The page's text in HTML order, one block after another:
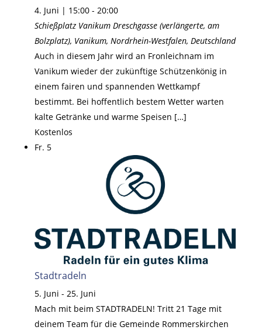
4. Juni | 15:00- 20:00
Schießplatz Vanikum Dreschgasse (verlängerte, am
Bolzplatz), Vanikum, Nordrhein-Westfalen, Deutschland
Auch in diesem Jahr wird an Fronleichnam im
Vanikum wieder der zukünftige Schützenkönig in
einem fairen und spannenden Wettkampf
bestimmt. Bei hoffentlich bestem Wetter warten
kalte Getränke und warme Speisen […]
Kostenlos
Fr. 5
Stadtradeln
5. Juni - 25. Juni
Mach mit beim STADTRADELN! Tritt 21 Tage mit
deinem Team für die Gemeinde Rommerskirchen